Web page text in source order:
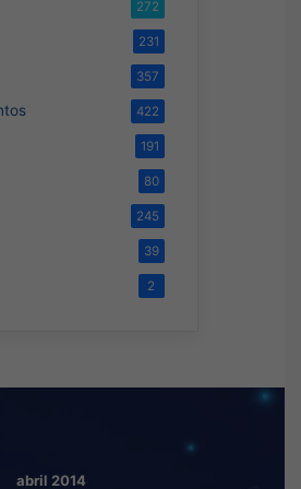
272
231
357
422
191
80
245
39
2
abril 2014